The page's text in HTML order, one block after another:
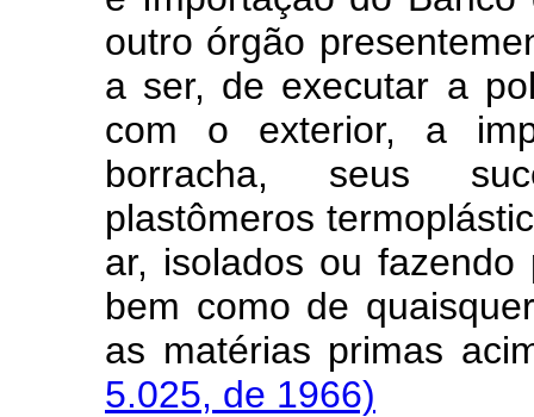
outro órgão
a ser, de executar a
com o exterior, a
borracha, seus
plastômeros
ar, isolados ou
bem como de
as matérias
5.025, de 1966)